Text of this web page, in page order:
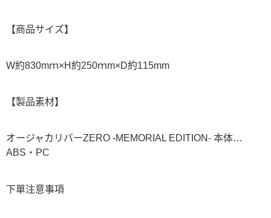
【商品サイズ】
W約830mｍ×H約250ｍm×D約115mm
【製品素材】
オージャカリバーZERO -MEMORIAL EDITION- 本体…
ABS・PC
下單注意事項